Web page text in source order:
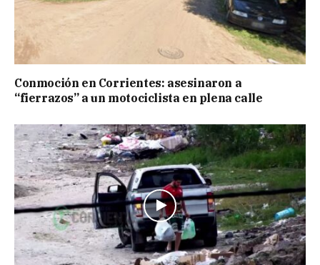
Conmoción en Corrientes: asesinaron a
“fierrazos” a un motociclista en plena calle